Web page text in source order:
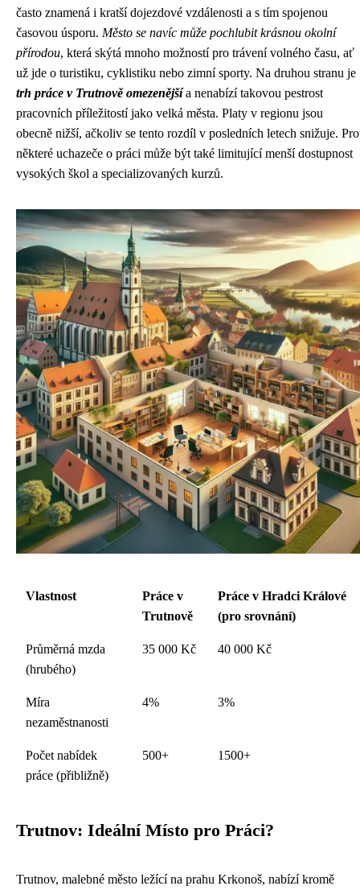
často znamená i kratší dojezdové vzdálenosti a s tím spojenou
časovou úsporu. Město se navíc může pochlubit krásnou okolní
přírodou, která skýtá mnoho možností pro trávení volného času, ať
už jde o turistiku, cyklistiku nebo zimní sporty. Na druhou stranu je
trh práce v Trutnově omezenějšía nenabízí takovou pestrost
pracovních příležitostí jako velká města. Platy v regionu jsou
obecně nižší, ačkoliv se tento rozdíl v posledních letech snižuje. Pro
některé uchazeče o práci může být také limitující menší dostupnost
vysokých škol a specializovaných kurzů.
Vlastnost
Práce v
Trutnově
Práce v Hradci Králové
(pro srovnání)
Průměrná mzda
(hrubého)
35 000 Kč 40 000 Kč
Míra
nezaměstnanosti
4% 3%
Počet nabídek
práce (přibližně)
500+ 1500+
Trutnov: Ideální Místo pro Práci?
Trutnov, malebné město ležící na prahu Krkonoš, nabízí kromě